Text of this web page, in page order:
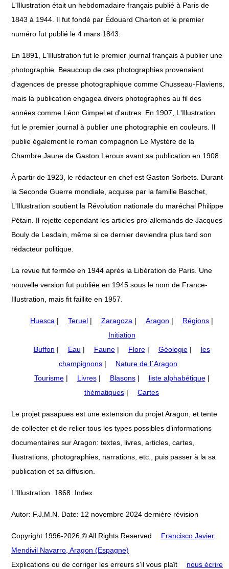
L'Illustration était un hebdomadaire français publié à Paris de
1843 à 1944. Il fut fondé par Édouard Charton et le premier
numéro fut publié le 4 mars 1843.
En 1891, L'Illustration fut le premier journal français à publier une
photographie. Beaucoup de ces photographies provenaient
d'agences de presse photographique comme Chusseau-Flaviens,
mais la publication engagea divers photographes au fil des
années comme Léon Gimpel et d'autres. En 1907, L'Illustration
fut le premier journal à publier une photographie en couleurs. Il
publie également le roman compagnon Le Mystère de la
Chambre Jaune de Gaston Leroux avant sa publication en 1908.
À partir de 1923, le rédacteur en chef est Gaston Sorbets. Durant
la Seconde Guerre mondiale, acquise par la famille Baschet,
L'Illustration soutient la Révolution nationale du maréchal Philippe
Pétain. Il rejette cependant les articles pro-allemands de Jacques
Bouly de Lesdain, même si ce dernier deviendra plus tard son
rédacteur politique.
La revue fut fermée en 1944 après la Libération de Paris. Une
nouvelle version fut publiée en 1945 sous le nom de France-
Illustration, mais fit faillite en 1957.
Huesca | Teruel | Zaragoza | Aragon | Régions |
Initiation
Buffon | Eau | Faune| Flore| Géologie|
les
champignons |
Nature de l´Aragon
Tourisme| Livres| Blasons| liste alphabétique|
thématiques | Cartes
Le projet pasapues est une extension du projet Aragon, et tente
de collecter et de relier tous les types possibles d’informations
documentaires sur Aragon: textes, livres, articles, cartes,
illustrations, photographies, narrations, etc., puis passer à la sa
publication et sa diffusion.
L'Illustration. 1868. Index.
Autor: F.J.M.N. Date: 12 novembre 2024 dernière révision
Copyright 1996-2026 © All Rights Reserved
Francisco Javier
Mendivil Navarro, Aragon (Espagne)
Explications ou de corriger les erreurs s'il vous plaît
nous écrire